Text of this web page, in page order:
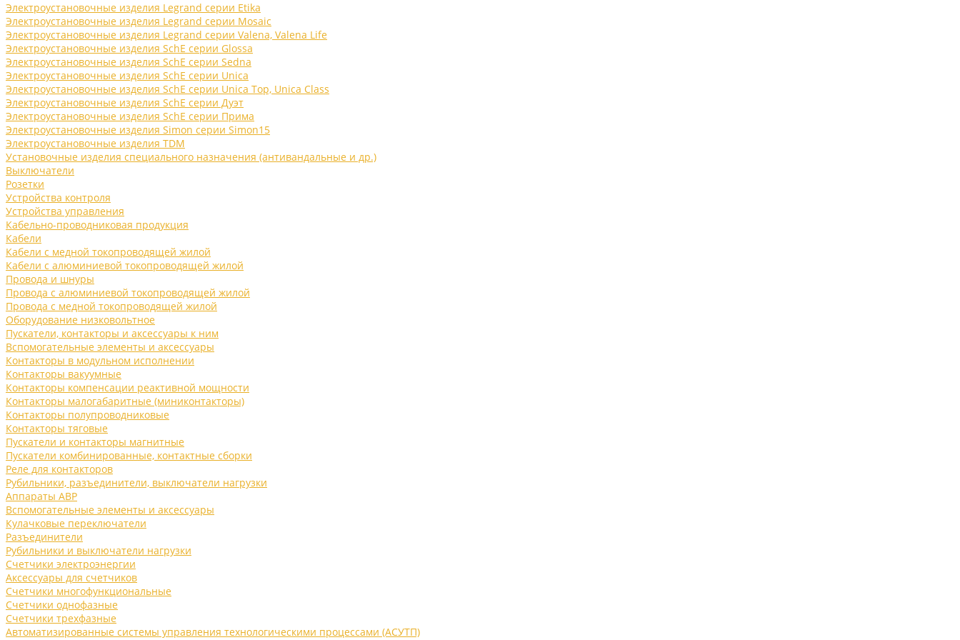
Электроустановочные изделия Legrand серии Etika
Электроустановочные изделия Legrand серии Mosaic
Электроустановочные изделия Legrand серии Valena, Valena Life
Электроустановочные изделия SchE серии Glossa
Электроустановочные изделия SchE серии Sedna
Электроустановочные изделия SchE серии Unica
Электроустановочные изделия SchE серии Unica Top, Unica Class
Электроустановочные изделия SchE серии Дуэт
Электроустановочные изделия SchE серии Прима
Электроустановочные изделия Simon серии Simon15
Электроустановочные изделия TDM
Установочные изделия специального назначения (антивандальные и др.)
Выключатели
Розетки
Устройства контроля
Устройства управления
Кабельно-проводниковая продукция
Кабели
Кабели с медной токопроводящей жилой
Кабели с алюминиевой токопроводящей жилой
Провода и шнуры
Провода с алюминиевой токопроводящей жилой
Провода с медной токопроводящей жилой
Оборудование низковольтное
Пускатели, контакторы и аксессуары к ним
Вспомогательные элементы и аксессуары
Контакторы в модульном исполнении
Контакторы вакуумные
Контакторы компенсации реактивной мощности
Контакторы малогабаритные (миниконтакторы)
Контакторы полупроводниковые
Контакторы тяговые
Пускатели и контакторы магнитные
Пускатели комбинированные, контактные сборки
Реле для контакторов
Рубильники, разъединители, выключатели нагрузки
Аппараты АВР
Вспомогательные элементы и аксессуары
Кулачковые переключатели
Разъединители
Рубильники и выключатели нагрузки
Счетчики электроэнергии
Аксессуары для счетчиков
Счетчики многофункциональные
Счетчики однофазные
Счетчики трехфазные
Автоматизированные системы управления технологическими процессами (АСУТП)